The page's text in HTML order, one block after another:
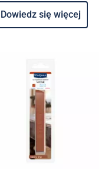
Dowiedz się więcej